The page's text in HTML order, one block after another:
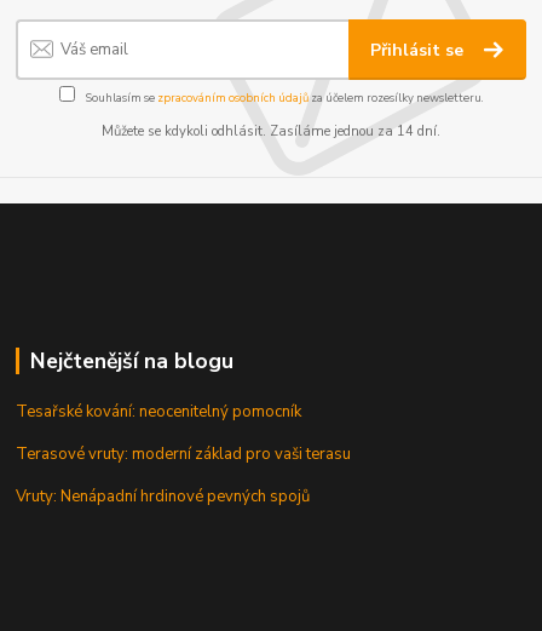
Přihlásit se
Souhlasím se zpracováním osobních údajůza účelem rozesílky newsletteru.
Můžete se kdykoli odhlásit. Zasíláme jednou za 14 dní.
Nejčtenější na blogu
Tesařské kování: neocenitelný pomocník
Terasové vruty: moderní základ pro vaši terasu
Vruty: Nenápadní hrdinové pevných spojů